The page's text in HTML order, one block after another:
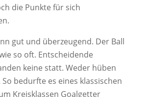
die Punkte für sich
gut und überzeugend. Der Ball
so oft. Entscheidende
keine statt. Weder hüben
bedurfte es eines klassischen
Kreisklassen Goalgetter